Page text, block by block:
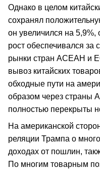
Однако в целом
сохранял
он увеличился на 5,9%,
рост обеспечивался за
рынки стран АСЕАН и
вывоз китайских
обходные пути на
образом через страны
полностью перекрыты
На американской
реляции Трампа о
доходах от пошлин,
По многим товарным